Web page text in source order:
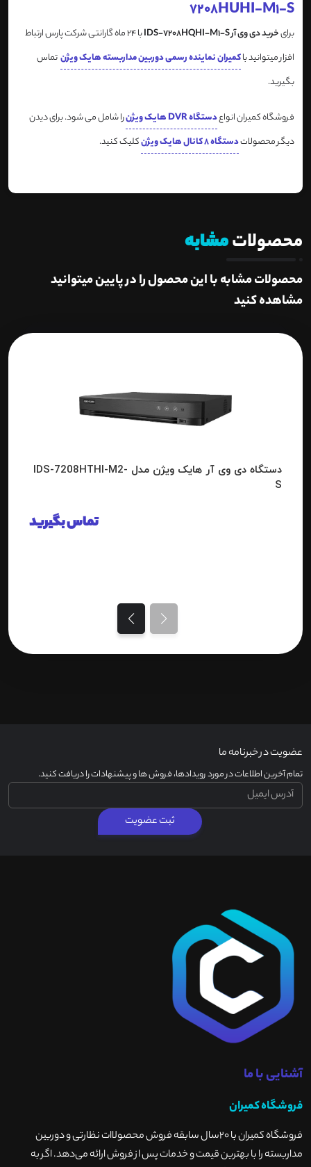
7208HUHI-M1-S
برایخریددی وی آر IDS-7208HQHI-M1-S
با 24 ماه گارانتی شرکت پارس ارتباط
افزار میتوانید باکمیران نماینده رسمی دوربین مداربسته هایک ویژنتماس
بگیرید.
فروشگاه کمیران انواعدستگاه DVR هایک ویژن
را شامل می شود. برای دیدن
دیگر محصولاتدستگاه 8 کانال هایک ویژن کلیک کنید.
محصولاتمشابه
محصولات مشابه با این محصول را در پایین میتوانید
مشاهده کنید
دستگاه دی وی آر هایک ویژن مدل IDS-7208HTHI-M2-
S
تماس بگیرید
عضویت در خبرنامه ما
تمام آخرین اطلاعات در مورد رویدادها، فروش ها و پیشنهادات را دریافت کنید.
ثبت عضویت
آشنایی با ما
فروشگاه کمیران
فروشگاه کمیران با ۲۰سال سابقه فروش محصولاات نظارتی و دوربین
مداربسته را با بهترین قیمت و خدمات پس از فروش ارائه می‌دهد. اگر به